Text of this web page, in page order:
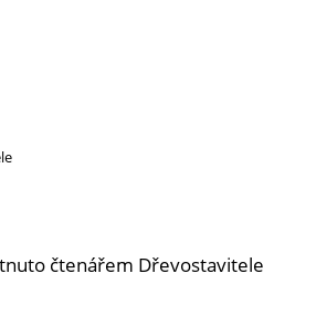
čtenářem Dřevostavitele